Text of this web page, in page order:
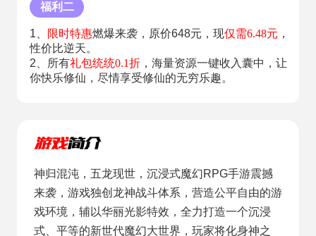
福利二
1、 限时特惠燃爆来袭，原价648元，现仅需6.48元 ，
性价比逆天。
2、所有礼包统统0.1折，海量资源一键收入囊中，让
你快乐修仙，尽情享受修仙的无穷乐趣。
神归混沌，五龙现世，沉浸式魔幻RPG手游震撼
来袭，游戏独创龙神战斗体系，营造公平自由的游
戏环境，辅以华丽光影特效，全力打造一个沉浸
式、平等的新世代魔幻大世界，玩家将化身神之